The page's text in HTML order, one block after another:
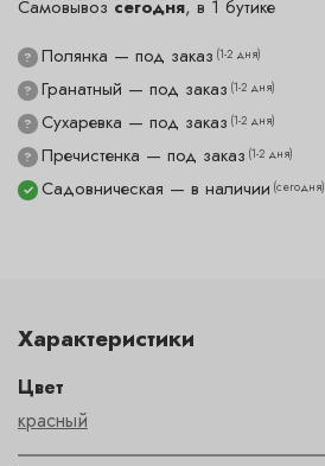
Самовывоз сегодня, в 1 бутике
? Гранатный — под заказ (1-2 дня)
? Полянка — под заказ (1-2 дня)
? Пречистенка — под заказ (1-2 дня)
✓ Садовническая — в наличии (сегодня)
? Сухаревка — под заказ (1-2 дня)
Характеристики
Цвет
красный